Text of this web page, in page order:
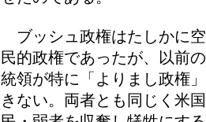
ブッシュ政権はたしかに
民的政権であったが、以前
統領が特に「よりまし政権
きない。両者とも同じく米